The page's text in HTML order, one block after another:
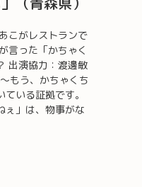
こがレストランで
言った「かちゃく
出演協力：渡邊敏
う、かちゃくち
いる証拠です。
ぇ」は、物事がな